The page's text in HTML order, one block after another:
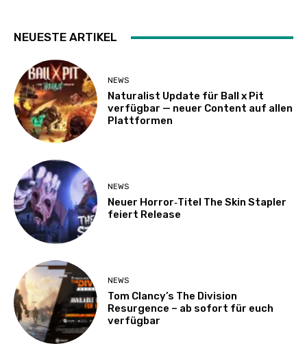
NEUESTE ARTIKEL
NEWS
Naturalist Update für Ball x Pit
verfügbar — neuer Content auf allen
Plattformen
NEWS
Neuer Horror‑Titel The Skin Stapler
feiert Release
NEWS
Tom Clancy’s The Division
Resurgence – ab sofort für euch
verfügbar